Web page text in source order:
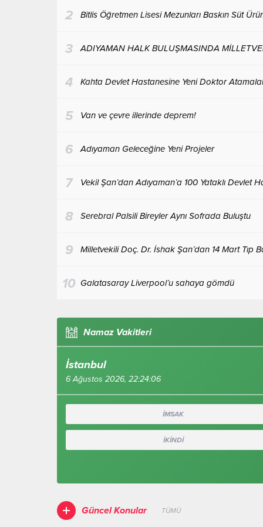
2 Bitlis Öğretmen Lisesi Mezunları Baskın Süt
3 ADIYAMAN HALK BULUŞMASINDA
4 Kahta Devlet Hastanesine Yeni Doktor
5 Van ve çevre illerinde deprem!
6 Adıyaman Geleceğine Yeni Projeler
7 Vekil Şan’dan Adıyaman’a 100 Yataklı Devlet
8 Serebral Palsili Bireyler Aynı Sofrada Buluştu
9 Milletvekili Doç. Dr. İshak Şan’dan 14 Mart Tıp
10 Galatasaray Liverpool’u sahaya gömdü
Namaz Vakitleri
İstanbul
6 Ağustos 2026, 22:24:07
İMSAK
İKİNDİ
Güncel Konular TÜMÜ